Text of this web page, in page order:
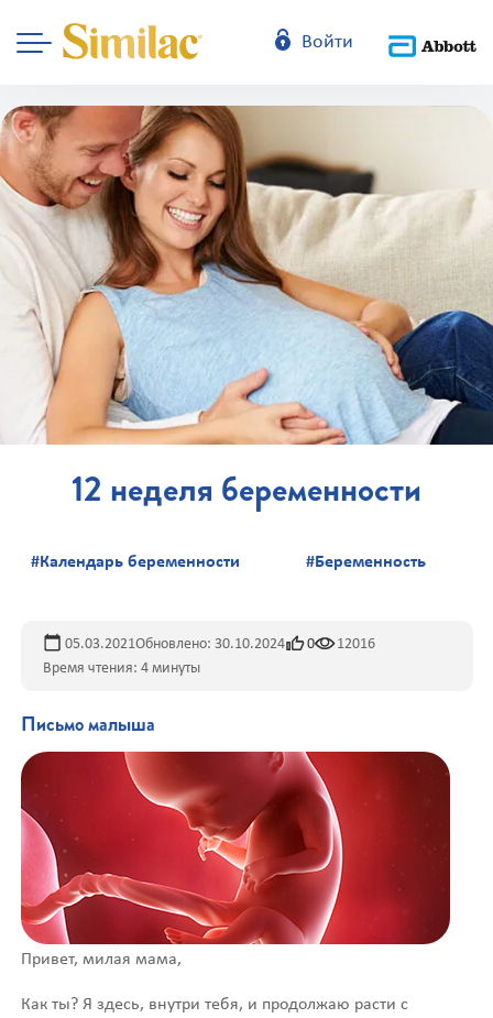
Войти
12 неделя беременности
#Календарь беременности #Беременность
05.03.2021Обновлено: 30.10.2024 0
12016
Время чтения: 4 минуты
Письмо малыша
Привет, милая мама,
Как ты? Я здесь, внутри тебя, и продолжаю расти с